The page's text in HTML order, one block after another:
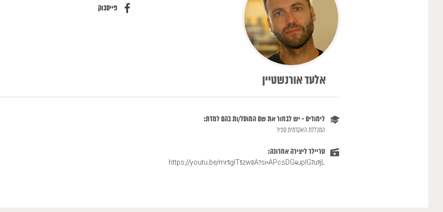
אלעד אורנשטיין
פייסבוק
לימודים - יש לבחור את שם המוסד/ות בהם למדת:
המכללת האקדמית ספיר
טריילר ליצירה אחרונה:
https://youtu.be/mr5gIT5zw0A?si=APcsDG4uplG7u9jL